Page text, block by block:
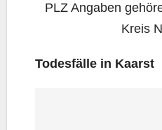
PLZ Anga­ben
Kreis
Todes­fäl­le in Kaarst